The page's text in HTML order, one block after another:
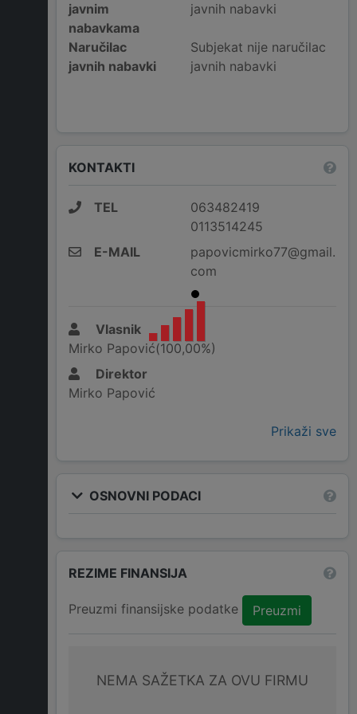
javnim
nabavkama
javnih nabavki
Naručilac
javnih nabavki
Subjekat nije naručilac
javnih nabavki
KONTAKTI
TEL
063482419
0113514245
E-MAIL
papovicmirko77@gmail.
com
Vlasnik
Mirko Papović(100,00%)
Direktor
Mirko Papović
Prikaži sve
OSNOVNI PODACI
REZIME FINANSIJA
Preuzmi finansijske podatke Preuzmi
NEMA SAŽETKA ZA OVU FIRMU